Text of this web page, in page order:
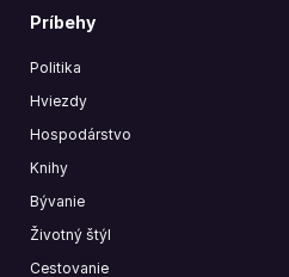
Príbehy
Politika
Hviezdy
Hospodárstvo
Knihy
Bývanie
Životný štýl
Cestovanie